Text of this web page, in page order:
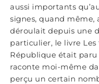
aussi importants
signes, quand même,
déroulait depuis une
particulier, le livre
République était paru
raconte moi-même
perçu un certain